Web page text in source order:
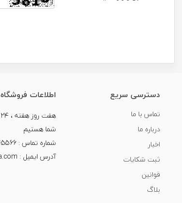
دسترسی سریع
تماس با ما
درباره ما
اخبار
ثبت شکایات
قوانین
بلاگ
اطلاعات فروشگاه
شما هستیم
شماره تماس : 02133445566
آدرس ایمیل : info@shopfa.com